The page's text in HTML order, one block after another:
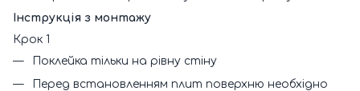
Інструкція з монтажу
Крок 1
Поклейка тільки на рівну стіну
Перед встановленням плит поверхню необхідно